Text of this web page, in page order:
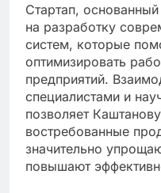
Стартап,
на разработку
систем, которые
оптимизировать
предприятий.
специалистами и
позволяет
востребованные
значительно
повышают